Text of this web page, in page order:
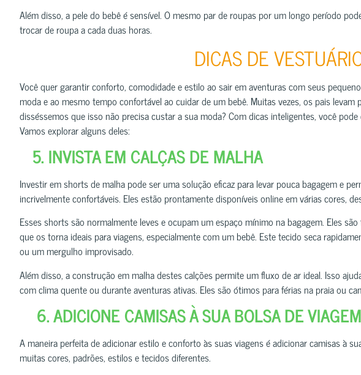
Além disso, a pele do bebê é sensível. O mesmo par de roupas por um longo período
trocar de roupa a cada duas horas.
DICAS DE
Você quer garantir conforto, comodidade e estilo ao sair em aventuras com seus
moda e ao mesmo tempo confortável ao cuidar de um bebê. Muitas vezes, os pais
disséssemos que isso não precisa custar a sua moda? Com dicas inteligentes, você
Vamos explorar alguns deles:
5. INVISTA EM CALÇAS DE MALHA
Investir em shorts de malha pode ser uma solução eficaz para levar pouca bagagem e
incrivelmente confortáveis. Eles estão prontamente disponíveis online em várias cores,
Esses shorts são normalmente leves e ocupam um espaço mínimo na bagagem. Eles
que os torna ideais para viagens, especialmente com um bebê. Este tecido seca
ou um mergulho improvisado.
Além disso, a construção em malha destes calções permite um fluxo de ar ideal. Isso
com clima quente ou durante aventuras ativas. Eles são ótimos para férias na praia ou
6. ADICIONE CAMISAS À SUA BOLSA DE VIAGEM
A maneira perfeita de adicionar estilo e conforto às suas viagens é adicionar camisas à
muitas cores, padrões, estilos e tecidos diferentes.